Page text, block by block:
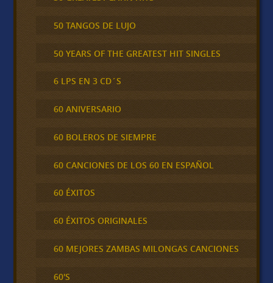
50 TANGOS DE LUJO
50 YEARS OF THE GREATEST HIT SINGLES
6 LPS EN 3 CD´S
60 ANIVERSARIO
60 BOLEROS DE SIEMPRE
60 CANCIONES DE LOS 60 EN ESPAÑOL
60 ÉXITOS
60 ÉXITOS ORIGINALES
60 MEJORES ZAMBAS MILONGAS CANCIONES
60'S